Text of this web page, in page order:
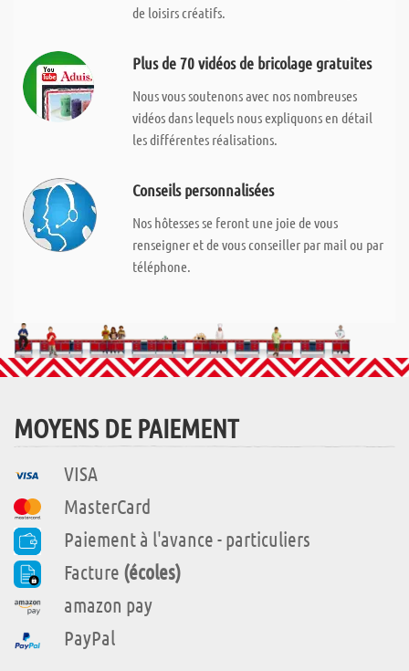
de loisirs créatifs.
Plus de 70 vidéos de bricolage gratuites
Nous vous soutenons avec nos nombreuses
vidéos dans lequels nous expliquons en détail
les différentes réalisations.
Conseils personnalisées
Nos hôtesses se feront une joie de vous
renseigner et de vous conseiller par mail ou par
téléphone.
MOYENS DE PAIEMENT
VISA
MasterCard
Paiement à l'avance - particuliers
Facture (écoles)
amazon pay
PayPal